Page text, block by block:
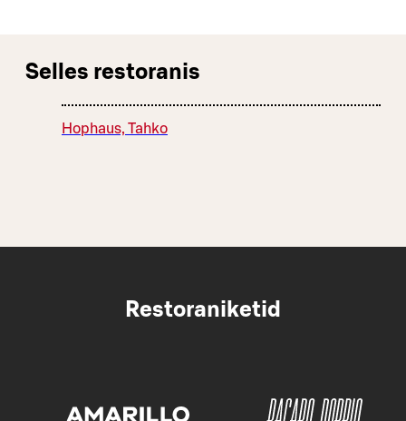
Selles restoranis
Hophaus, Tahko
Restoraniketid